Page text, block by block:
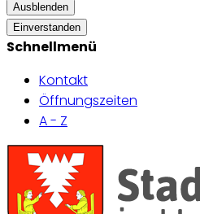
Ausblenden
Einverstanden
Schnellmenü
Kontakt
Öffnungszeiten
A - Z